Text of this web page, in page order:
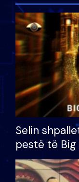
Selin
pestë të
çmimin e